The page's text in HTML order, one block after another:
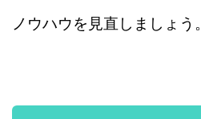
ノウハウを見直しましょう。